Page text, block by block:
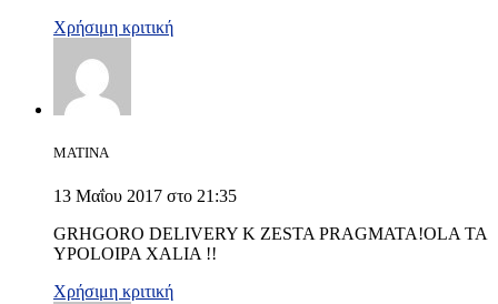
Χρήσιμη κριτική
MATINA
13 Μαΐου 2017 στο 21:35
GRHGORO DELIVERY K ZESTA PRAGMATA!OLA TA
YPOLOIPA XALIA !!
Χρήσιμη κριτική